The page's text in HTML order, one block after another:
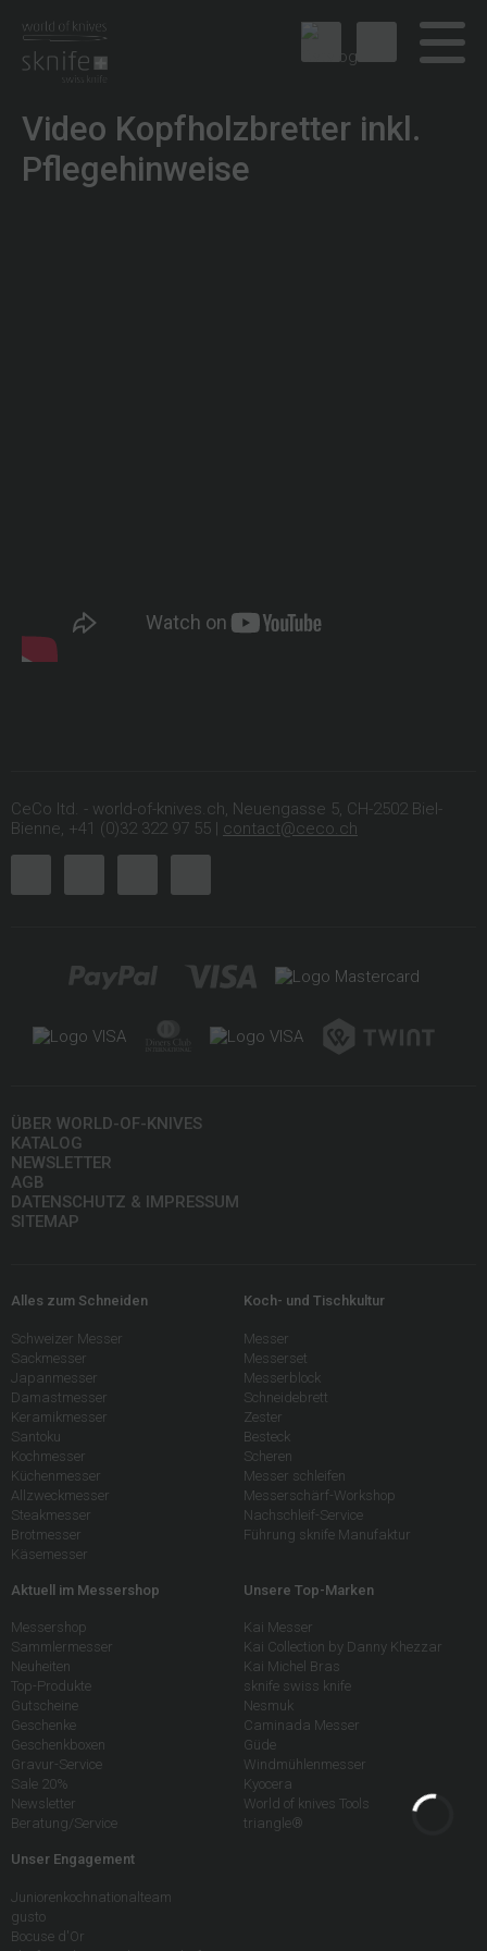
Video Kopfholzbretter inkl.
Pflegehinweise
CeCo ltd. - world-of-knives.ch, Neuengasse 5, CH-2502 Biel-
Bienne, +41 (0)32 322 97 55 | contact@ceco.ch
ÜBER WORLD-OF-KNIVES
KATALOG
NEWSLETTER
AGB
DATENSCHUTZ & IMPRESSUM
SITEMAP
Alles zum Schneiden
Schweizer Messer
Sackmesser
Japanmesser
Damastmesser
Keramikmesser
Santoku
Kochmesser
Küchenmesser
Allzweckmesser
Steakmesser
Brotmesser
Käsemesser
Koch- und Tischkultur
Messer
Messerset
Messerblock
Schneidebrett
Zester
Besteck
Scheren
Messer schleifen
Messerschärf-Workshop
Nachschleif-Service
Führung sknife Manufaktur
Aktuell im Messershop
Messershop
Sammlermesser
Neuheiten
Top-Produkte
Gutscheine
Geschenke
Geschenkboxen
Gravur-Service
Sale 20%
Newsletter
Beratung/Service
Unsere Top-Marken
Kai Messer
Kai Collection by Danny Khezzar
Kai Michel Bras
sknife swiss knife
Nesmuk
Caminada Messer
Güde
Windmühlenmesser
Kyocera
World of knives Tools
triangle®
Unser Engagement
Juniorenkochnationalteam
gusto
Bocuse d'Or